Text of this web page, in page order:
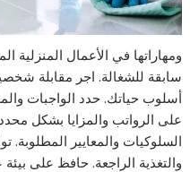
ومهاراتها في الأعمال
سابقة للشغالة. اجر مقابلة
أسلوب حياتك. حدد الواجبات
على الرواتب والمزايا بشكل
السلوكيات والمعايير المطلوبة.
والتغذية الراجعة. حافظ على